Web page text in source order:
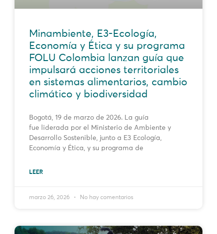
Minambiente, E3-Ecología,
Economía y Ética y su programa
FOLU Colombia lanzan guía que
impulsará acciones territoriales
en sistemas alimentarios, cambio
climático y biodiversidad
Bogotá, 19 de marzo de 2026. La guía
fue liderada por el Ministerio de Ambiente y
Desarrollo Sostenible, junto a E3 Ecología,
Economía y Ética, y su programa de
LEER
marzo 26, 2026 No hay comentarios